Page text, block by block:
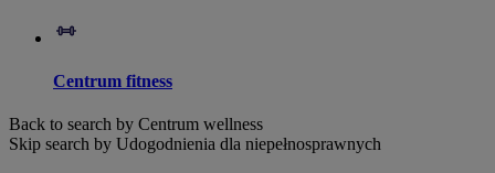
Centrum fitness
Back to search by Centrum wellness
Skip search by Udogodnienia dla niepełnosprawnych